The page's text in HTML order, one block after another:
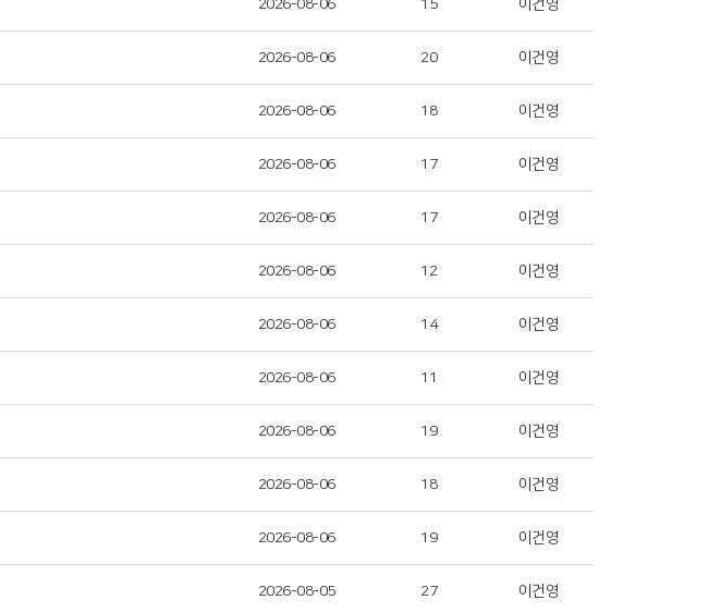
2026-08-06 15 이건영
2026-08-06 20 이건영
2026-08-06 18 이건영
2026-08-06 17 이건영
2026-08-06 17 이건영
2026-08-06 12 이건영
2026-08-06 14 이건영
2026-08-06 11 이건영
2026-08-06 19 이건영
2026-08-06 18 이건영
2026-08-06 19 이건영
2026-08-05 27 이건영